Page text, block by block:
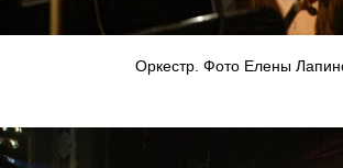
Оркестр. Фото Елены